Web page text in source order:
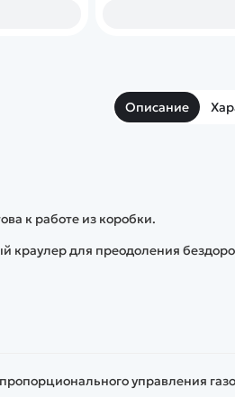
Описание
к работе из коробки.
краулер для преодоления
управления